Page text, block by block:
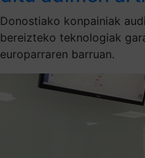
Donostiako konpainiak
bereizteko teknologiak
europarraren barruan.